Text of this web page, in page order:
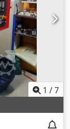
uređaj za
TNC113 -
glavom
mašine D x
Cena je bez
korišćeno.
1 /7